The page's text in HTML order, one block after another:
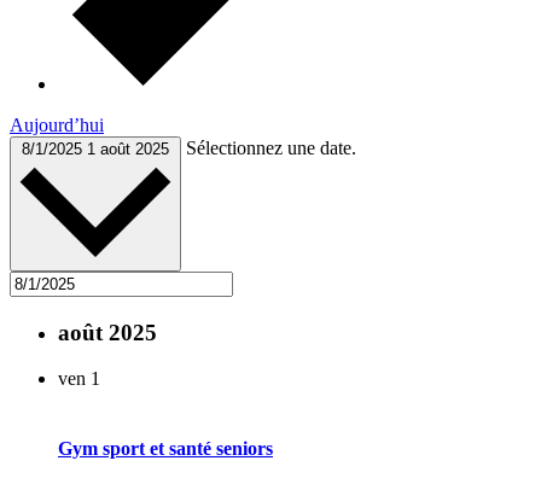
Aujourd’hui
8/1/2025 1 août 2025 Sélectionnez une date.
août 2025
ven 1
Gym sport et santé seniors